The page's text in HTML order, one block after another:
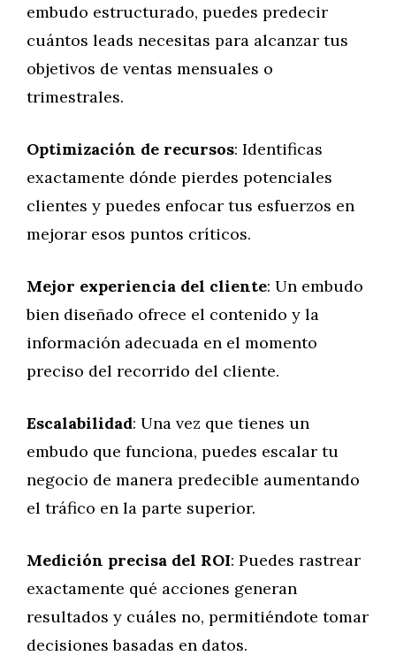
embudo estructurado, puedes predecir
cuántos leads necesitas para alcanzar tus
objetivos de ventas mensuales o
trimestrales.
Optimización de recursos: Identificas
exactamente dónde pierdes potenciales
clientes y puedes enfocar tus esfuerzos en
mejorar esos puntos críticos.
Mejor experiencia del cliente: Un embudo
bien diseñado ofrece el contenido y la
información adecuada en el momento
preciso del recorrido del cliente.
Escalabilidad: Una vez que tienes un
embudo que funciona, puedes escalar tu
negocio de manera predecible aumentando
el tráfico en la parte superior.
Medición precisa del ROI: Puedes rastrear
exactamente qué acciones generan
resultados y cuáles no, permitiéndote tomar
decisiones basadas en datos.